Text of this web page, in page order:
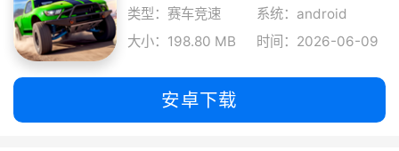
者准备的拟真驾驶模拟游
戏，致力于打造身临其境的
竞速体验。
类型：赛车竞速
系统：android
大小：198.80 MB
时间：2026-06-09
安卓下载